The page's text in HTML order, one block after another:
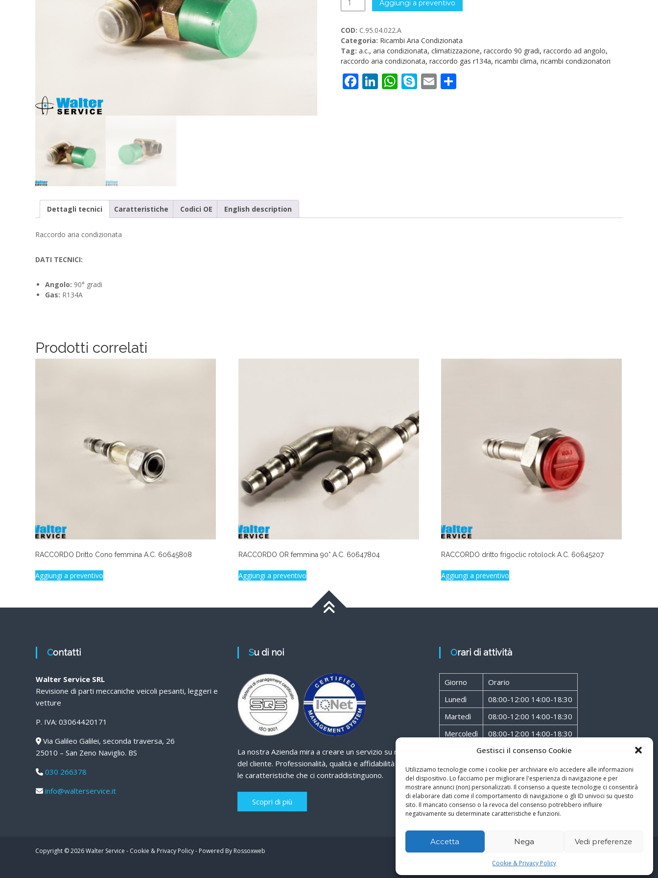
Gestisci il consenso Cookie
Utilizziamo tecnologie come i cookie per archiviare e/o accedere alle informazioni
del dispositivo. Lo facciamo per migliorare l'esperienza di navigazione e per
mostrare annunci (non) personalizzati. Il consenso a queste tecnologie ci consentirà
di elaborare dati come il comportamento di navigazione o gli ID univoci su questo
sito. Il mancato consenso o la revoca del consenso potrebbero influire
negativamente su determinate caratteristiche e funzioni.
Accetta Nega Vedi preferenze
Cookie & Privacy Policy
ad
90°
A.C.
C.95.04.022.A
quantità
Aggiungi a preventivo
COD: C.95.04.022.A
Categoria: Ricambi Aria Condizionata
Tag: a.c., aria condizionata, climatizzazione, raccordo 90 gradi, raccordo ad angolo,
raccordo aria condizionata, raccordo gas r134a, ricambi clima, ricambi condizionatori
Facebook
LinkedIn
WhatsApp
Skype
Email
Dettagli tecnici Caratteristiche Codici OE English description
Raccordo aria condizionata
DATI TECNICI:
Angolo: 90° gradi
Gas: R134A
Prodotti correlati
RACCORDO Dritto Cono femmina A.C. 60645808
Aggiungi a preventivo
RACCORDO OR femmina 90° A.C. 60647804
Aggiungi a preventivo
RACCORDO dritto frigoclic rotolock A.C. 60645207
Aggiungi a preventivo
Contatti
Walter Service SRL
Revisione di parti meccaniche veicoli pesanti, leggeri e
vetture
P. IVA: 03064420171
Via Galileo Galilei, seconda traversa, 26
25010 – San Zeno Naviglio. BS
030 266378
info@walterservice.it
Su di noi
La nostra Azienda mira a creare un servizio su misura
del cliente. Professionalità, qualità e affidabilità sono
le caratteristiche che ci contraddistinguono.
Scopri di più
Orari di attività
Giorno
Orario
Lunedì
08:00-12:00 14:00-18:30
Martedì
08:00-12:00 14:00-18:30
Mercoledì
08:00-12:00 14:00-18:30
08:00-12:00 14:00-18:30
Venerdì
08:00-12:00 14:00-18:30
Sabato
08:00-12:00
Copyright © 2026Walter Service - Cookie & Privacy Policy- Powered By Rossoxweb